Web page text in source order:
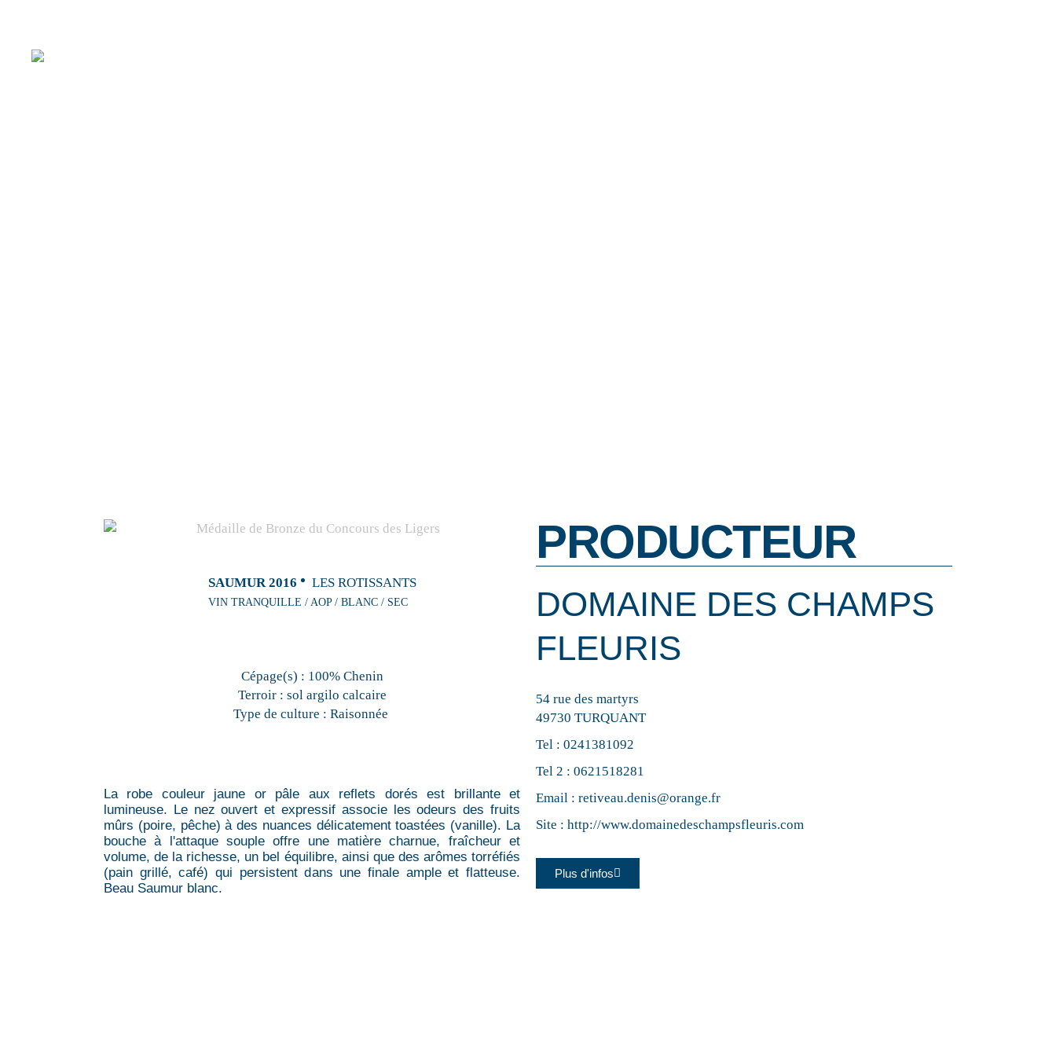
SAUMUR 2016 LES ROTISSANTS
VIN TRANQUILLE / AOP / BLANC / SEC
Cépage(s) : 100% Chenin
Terroir : sol argilo calcaire
Type de culture : Raisonnée
La robe couleur jaune or pâle aux reflets dorés est brillante et
lumineuse. Le nez ouvert et expressif associe les odeurs des fruits
mûrs (poire, pêche) à des nuances délicatement toastées (vanille). La
bouche à l'attaque souple offre une matière charnue, fraîcheur et
volume, de la richesse, un bel équilibre, ainsi que des arômes torréfiés
(pain grillé, café) qui persistent dans une finale ample et flatteuse.
Beau Saumur blanc.
PRODUCTEUR
DOMAINE DES CHAMPS
FLEURIS
54 rue des martyrs
49730 TURQUANT
Tel : 0241381092
Tel 2 : 0621518281
Email : retiveau.denis@orange.fr
Site : http://www.domainedeschampsfleuris.com
Plus d'infos